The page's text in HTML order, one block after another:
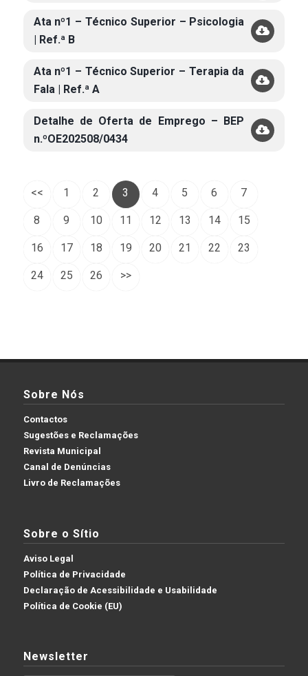
Ata nº1 – Técnico Superior – Psicologia
| Ref.ª B
Ata nº1 – Técnico Superior – Terapia da
Fala | Ref.ª A
Detalhe de Oferta de Emprego – BEP
n.ºOE202508/0434
<< 1 2 3 4 5 6 7
8 9 10 11 12 13 14 15
16 17 18 19 20 21 22 23
24 25 26 >>
Sobre Nós
Contactos
Sugestões e Reclamações
Revista Municipal
Canal de Denúncias
Livro de Reclamações
Sobre o Sítio
Aviso Legal
Política de Privacidade
Declaração de Acessibilidade e Usabilidade
Política de Cookie (EU)
Newsletter